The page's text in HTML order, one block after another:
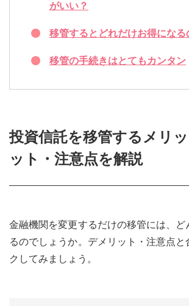
がいい？
移管するとどれだけお得になる
移管の手続きはとてもカンタン
投資信託を移管するメリ
ット・注意点を解説
金融機関を変更するだけの移管には、ど
るのでしょうか。デメリット・注意点と
クしてみましょう。